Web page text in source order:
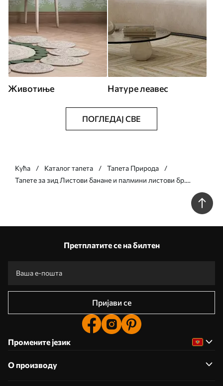
Животиње Натуре леавес
ПОГЛЕДАЈ СВЕ
Кућа Каталог тапета
Тапета Природа
Тапете за зид Листови банане и палмини листови бр.
Претплатите се на билтен
Пријави се
Промените језик
О производу